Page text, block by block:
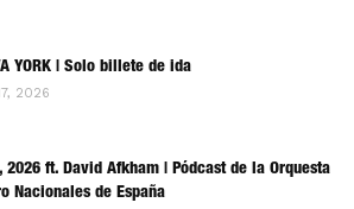
YORK | Solo billete de ida
2026
2026 ft. David Afkham | Pódcast de la Orquesta
Nacionales de España